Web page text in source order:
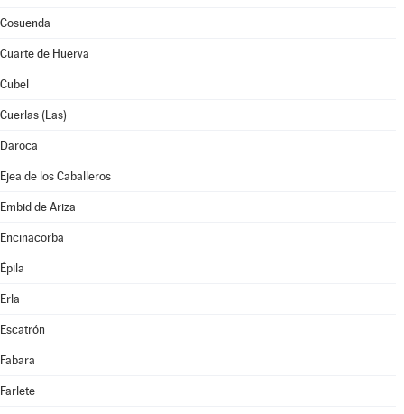
Cosuenda
Cuarte de Huerva
Cubel
Cuerlas (Las)
Daroca
Ejea de los Caballeros
Embid de Ariza
Encinacorba
Épila
Erla
Escatrón
Fabara
Farlete